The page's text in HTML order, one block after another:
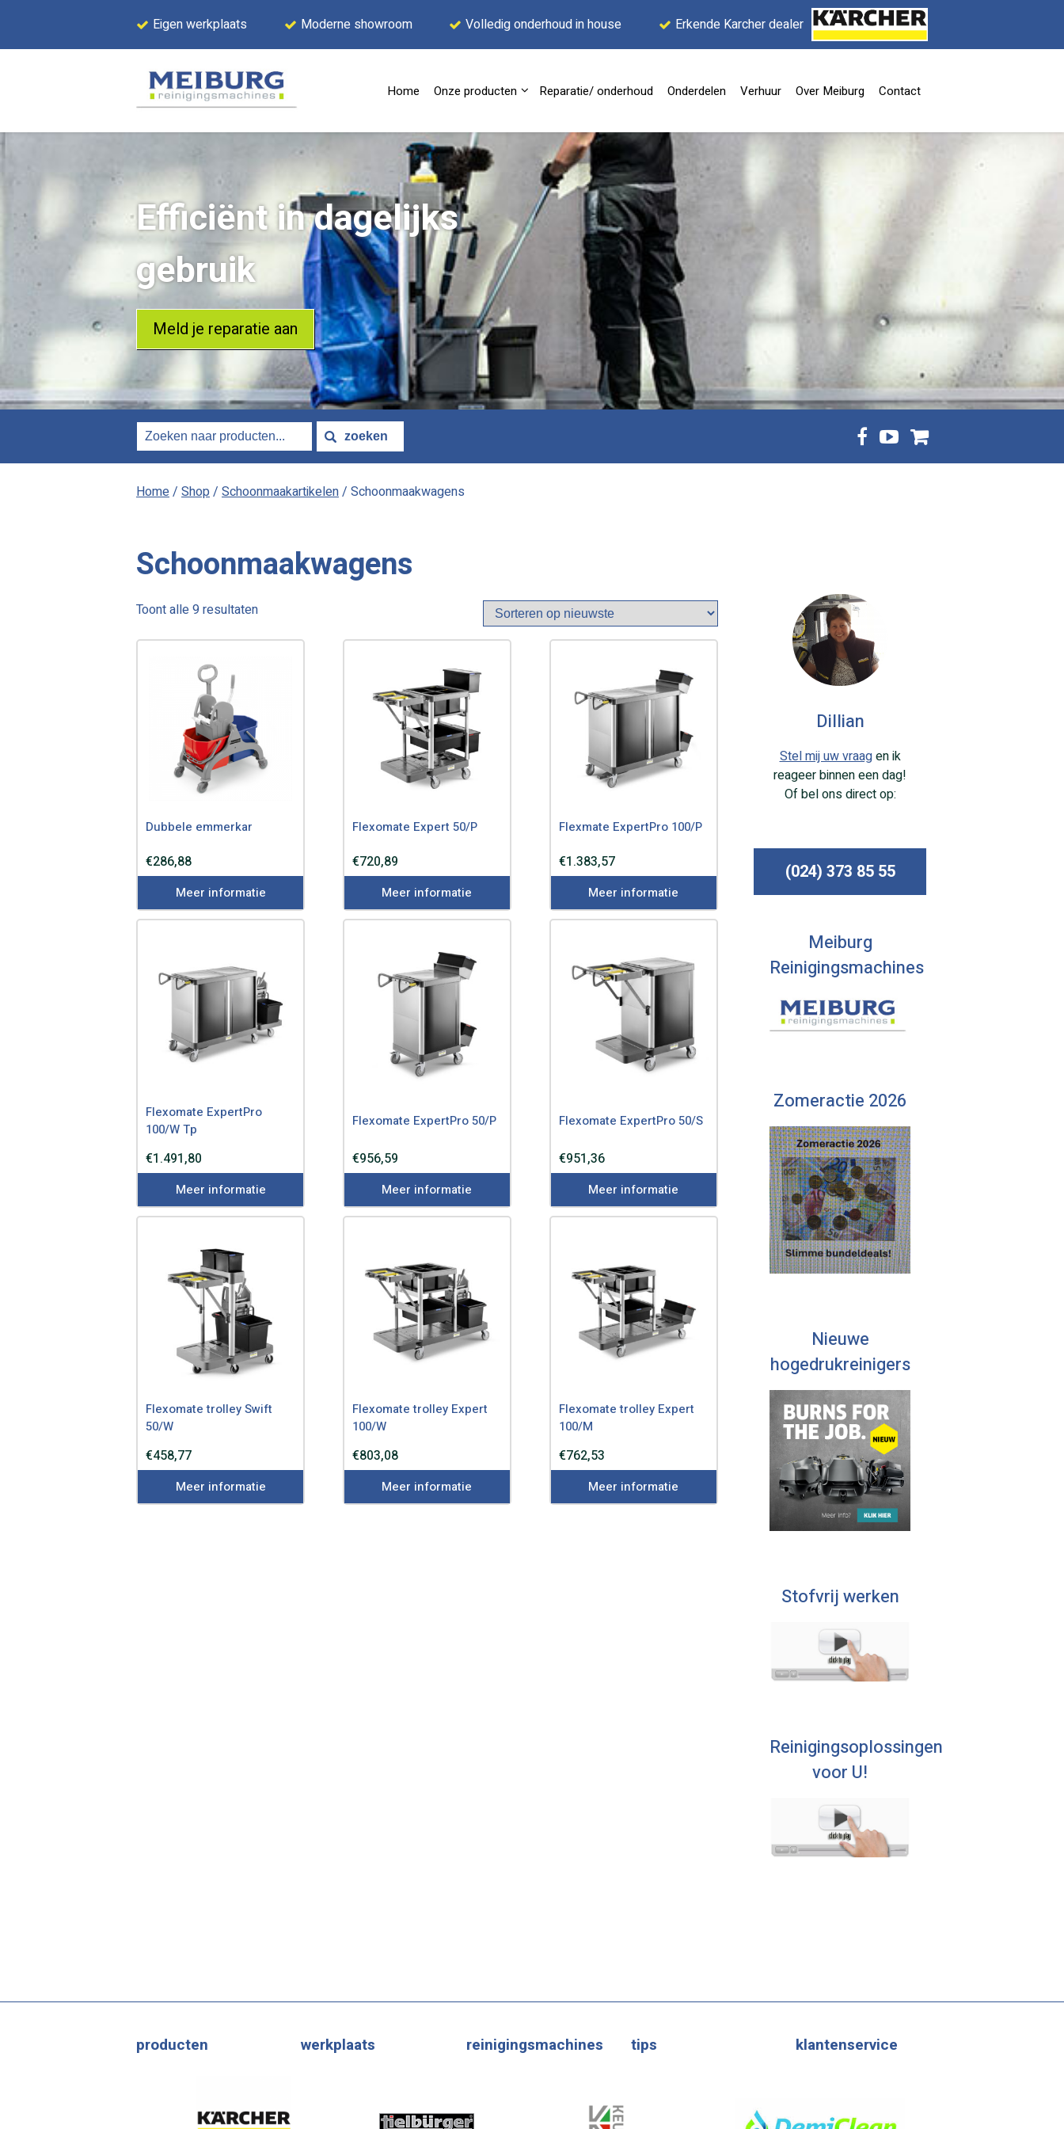
Eigen werkplaats Moderne showroom Volledig onderhoud in house Erkende Karcher dealer
Home Onze producten Reparatie/ onderhoud Onderdelen Verhuur Over Meiburg Contact
Efficiënt in dagelijks
gebruik
Meld je reparatie aan
Home/ Shop/ Schoonmaakartikelen/ Schoonmaakwagens
Schoonmaakwagens
Toont alle 9 resultatenGesorteerd
nieuwste
Dubbele emmerkar
€286,88
Meer informatie
Flexomate Expert 50/P
€720,89
Meer informatie
Flexmate ExpertPro 100/P
€1.383,57
Meer informatie
Flexomate ExpertPro
100/W Tp
€1.491,80
Meer informatie
Flexomate ExpertPro 50/P
€956,59
Meer informatie
Flexomate ExpertPro 50/S
€951,36
Meer informatie
Flexomate trolley Swift
50/W
€458,77
Meer informatie
Flexomate trolley Expert
100/W
€803,08
Meer informatie
Flexomate trolley Expert
100/M
€762,53
Meer informatie
Dillian
Stel mij uw vraagen ik
reageer binnen een dag!
Of bel ons direct op:
(024) 373 85 55
Meiburg
Reinigingsmachines
Zomeractie 2026
Nieuwe
hogedrukreinigers
Stofvrij werken
Reinigingsoplossingen
voor U!
producten werkplaats reinigingsmachines tips klantenservice